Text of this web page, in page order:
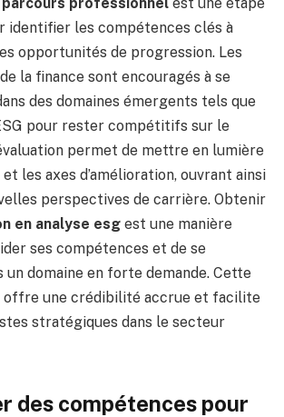
identifier les compétences clés à
opportunités de progression. Les
la finance sont encouragés à se
des domaines émergents tels que
pour rester compétitifs sur le
permet de mettre en lumière
les axes d’amélioration, ouvrant ainsi
perspectives de carrière. Obtenir
en analyse esg est une manière
ses compétences et de se
un domaine en forte demande. Cette
offre une crédibilité accrue et facilite
stratégiques dans le secteur
des compétences pour